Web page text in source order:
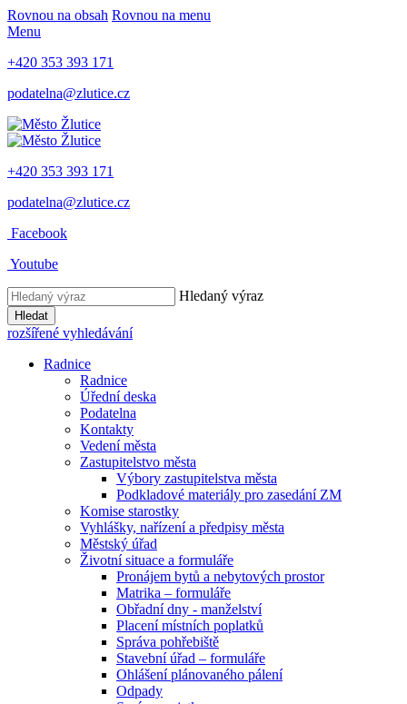
Rovnou na obsah Rovnou na menu
Menu
+420 353 393 171
podatelna@zlutice.cz
+420 353 393 171
podatelna@zlutice.cz
Facebook
Youtube
Hledaný výraz
Hledat
rozšířené vyhledávání
Radnice
Radnice
Úřední deska
Podatelna
Kontakty
Vedení města
Zastupitelstvo města
Výbory zastupitelstva města
Podkladové materiály pro zasedání ZM
Komise starostky
Vyhlášky, nařízení a předpisy města
Městský úřad
Životní situace a formuláře
Pronájem bytů a nebytových prostor
Matrika – formuláře
Obřadní dny - manželství
Placení místních poplatků
Správa pohřebiště
Stavební úřad – formuláře
Ohlášení plánovaného pálení
Odpady